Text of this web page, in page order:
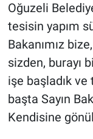
Oğuzeli
tesisin yapım
Bakanımız
sizden, burayı
işe başladık
başta Sayın
Kendisine